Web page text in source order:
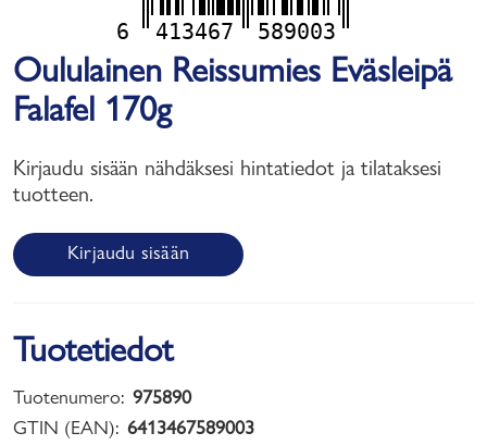
6 413467 589003
Oululainen Reissumies Eväsleipä
Falafel 170g
Kirjaudu sisään nähdäksesi hintatiedot ja tilataksesi
tuotteen.
Kirjaudu sisään
Tuotetiedot
Tuotenumero: 975890
GTIN (EAN): 6413467589003